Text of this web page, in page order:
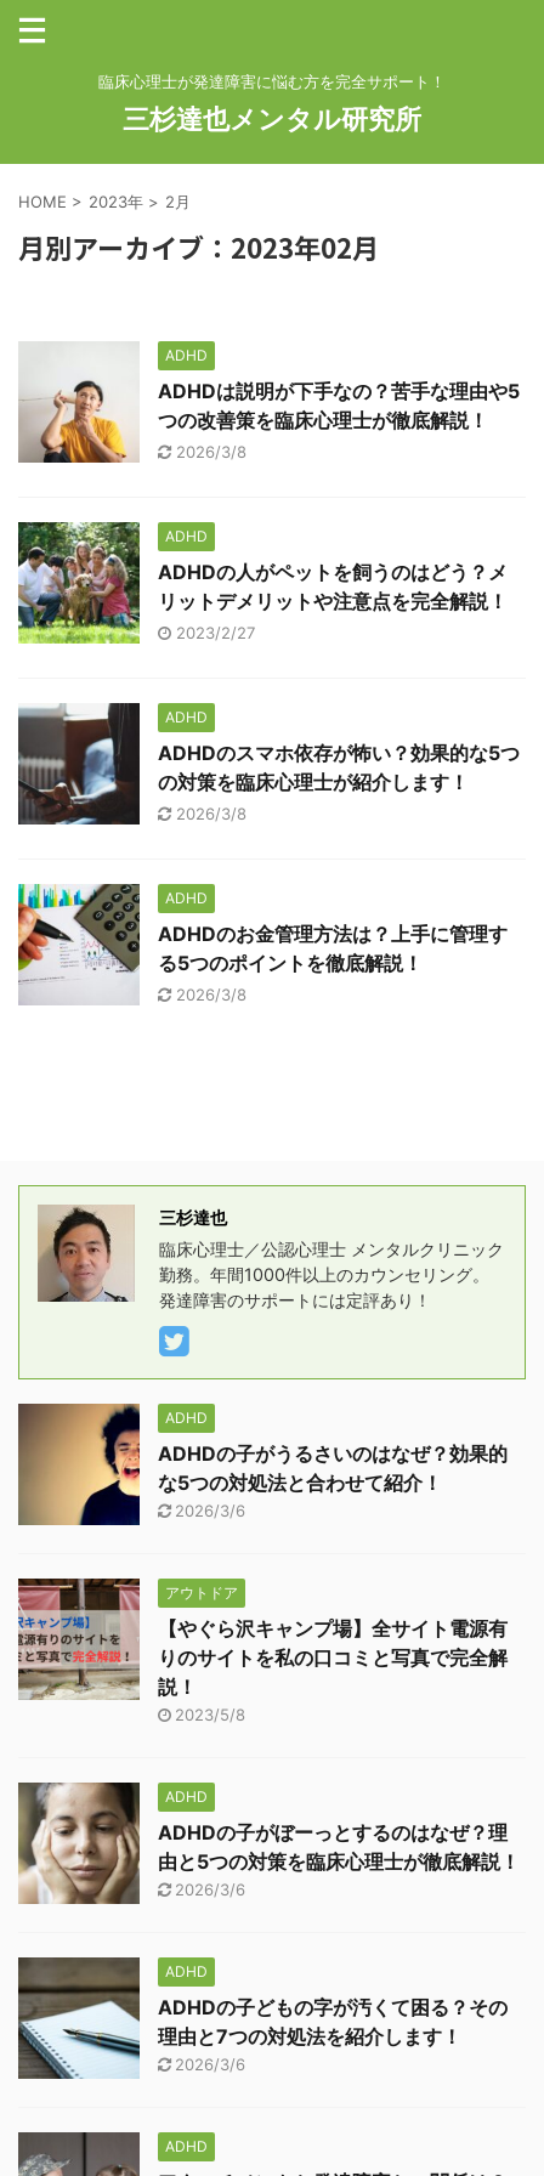
臨床心理士が発達障害に悩む方を完全サポート！
三杉達也メンタル研究所
HOME > 2023年 > 2月
月別アーカイブ：2023年02月
ADHD
ADHDは説明が下手なの？苦手な理由や5
つの改善策を臨床心理士が徹底解説！
2026/3/8
ADHD
ADHDの人がペットを飼うのはどう？メ
リットデメリットや注意点を完全解説！
2023/2/27
ADHD
ADHDのスマホ依存が怖い？効果的な5つ
の対策を臨床心理士が紹介します！
2026/3/8
ADHD
ADHDのお金管理方法は？上手に管理す
る5つのポイントを徹底解説！
2026/3/8
三杉達也
臨床心理士／公認心理士 メンタルクリニック
勤務。年間1000件以上のカウンセリング。
発達障害のサポートには定評あり！
ADHD
ADHDの子がうるさいのはなぜ？効果的
な5つの対処法と合わせて紹介！
2026/3/6
アウトドア
【やぐら沢キャンプ場】全サイト電源有
りのサイトを私の口コミと写真で完全解
説！
2023/5/8
ADHD
ADHDの子がぼーっとするのはなぜ？理
由と5つの対策を臨床心理士が徹底解説！
2026/3/6
ADHD
ADHDの子どもの字が汚くて困る？その
理由と7つの対処法を紹介します！
2026/3/6
ADHD